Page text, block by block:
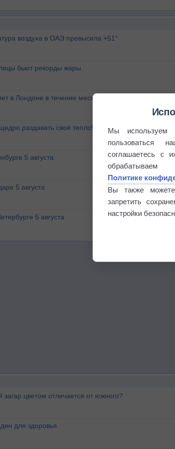
воздуха в ОАЭ превысила +51°
бьют рекорды жары
в Лондоне в течение месяца не выпадал дождь
раздавать своё тепло!
5 августа
5 августа
5 августа
цветом отличается от южного?
для здоровья
Мы
пользоваться
соглашаетесь с
Политике
Вы также можете
запретить
настройки